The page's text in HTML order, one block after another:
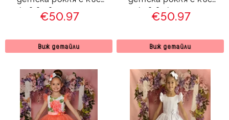
ръкав в светлосиньо с
тюл 288ССЖД
€50.97
Виж детайли
ръкав в екрю с тюл
288ШЖД
€50.97
Виж детайли